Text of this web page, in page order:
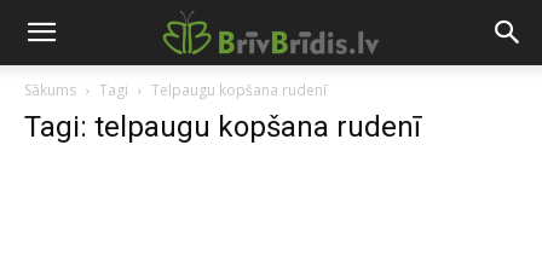
Sākums Tagi Telpaugu kopšana rudenī
Tagi: telpaugu kopšana rudenī